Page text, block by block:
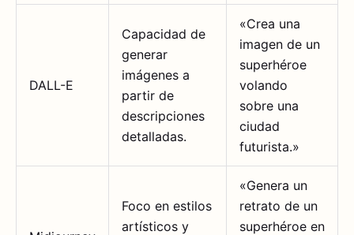
DALL-E
Capacidad de
generar
imágenes a
partir de
descripciones
detalladas.
«Crea una
imagen de un
superhéroe
volando
sobre una
ciudad
futurista.»
Foco en estilos
artísticos y
«Genera un
retrato de un
superhéroe en